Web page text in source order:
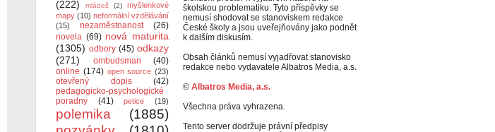
(222)
mládež (2)
myšlenkové
mapy (10) neformální vzdělávání
(15)
nezaměstnanost
(26)
novela (69) nová maturita
(1305) odbory (45) odkazy
(271)
ombudsman
(40)
online (174) open source (23)
otevřený dopis
(42)
pedagogicko-psychologické
poradny
(41) petice (19)
polemika
(1885)
školskou problematiku. Tyto příspěvky se
nemusí shodovat se stanoviskem redakce
České školy a jsou uveřejňovány jako podnět
k dalším diskusím.
Obsah článků nemusí vyjadřovat stanovisko
redakce nebo vydavatele Albatros Media, a.s.
© Albatros Media, a.s.
Všechna práva vyhrazena.
Tento server dodržuje právní předpisy